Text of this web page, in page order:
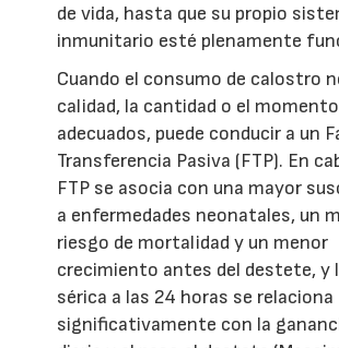
de vida, hasta que su propio
inmunitario esté plenamente
Cuando el consumo de calostro
calidad, la cantidad o el momento
adecuados, puede conducir a un
Transferencia Pasiva (FTP). En
FTP se asocia con una mayor
a enfermedades neonatales, un
riesgo de mortalidad y un menor
crecimiento antes del destete, y
sérica a las 24 horas se relaciona
significativamente con la